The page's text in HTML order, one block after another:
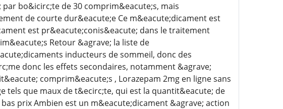
bo&icirc;te de 30 comprim&eacute;s, mais
de courte dur&eacute;e Ce m&eacute;dicament est
est pr&eacute;conis&eacute; dans le traitement
Retour &agrave; la liste de
inducteurs de sommeil, donc des
donc les effets secondaires, notamment &agrave;
comprim&eacute;s , Lorazepam 2mg en ligne sans
tels que maux de t&ecirc;te, qui est la quantit&eacute; de
prix Ambien est un m&eacute;dicament &agrave; action